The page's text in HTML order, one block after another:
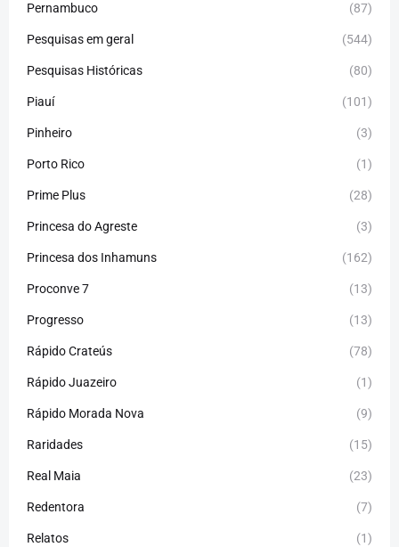
Pernambuco (87)
Pesquisas em geral (544)
Pesquisas Históricas (80)
Piauí (101)
Pinheiro (3)
Porto Rico (1)
Prime Plus (28)
Princesa do Agreste (3)
Princesa dos Inhamuns (162)
Proconve 7 (13)
Progresso (13)
Rápido Crateús (78)
Rápido Juazeiro (1)
Rápido Morada Nova (9)
Raridades (15)
Real Maia (23)
Redentora (7)
Relatos (1)